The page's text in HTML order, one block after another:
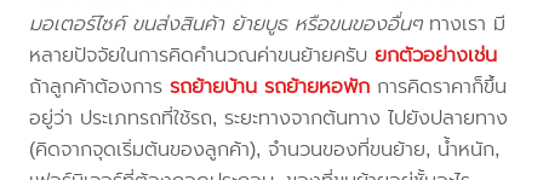
มอเตอร์ไซค์ ขนส่งสินค้า ย้ายบูธ หรือขนของอื่นๆทางเรา มี
หลายปัจจัยในการคิดคำนวณค่าขนย้ายครับยกตัวอย่างเช่น
ถ้าลูกค้าต้องการรถย้ายบ้าน รถย้ายหอพัก การคิดราคาก็ขึ้น
อยู่ว่า ประเภทรถที่ใช้รถ, ระยะทางจากต้นทาง ไปยังปลายทาง
(คิดจากจุดเริ่มต้นของลูกค้า), จำนวนของที่ขนย้าย, น้ำหนัก,